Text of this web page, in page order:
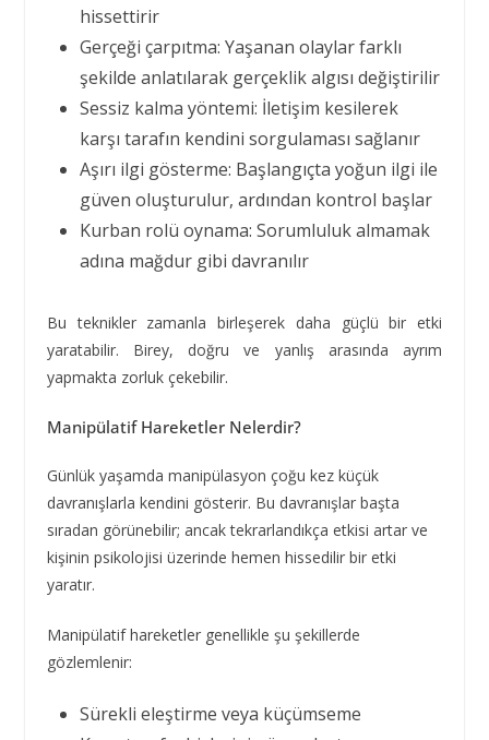
hissettirir
Gerçeği çarpıtma: Yaşanan olaylar farklı
şekilde anlatılarak gerçeklik algısı değiştirilir
Sessiz kalma yöntemi: İletişim kesilerek
karşı tarafın kendini sorgulaması sağlanır
Aşırı ilgi gösterme: Başlangıçta yoğun ilgi ile
güven oluşturulur, ardından kontrol başlar
Kurban rolü oynama: Sorumluluk almamak
adına mağdur gibi davranılır
Bu teknikler zamanla birleşerek daha güçlü bir etki
yaratabilir. Birey, doğru ve yanlış arasında ayrım
yapmakta zorluk çekebilir.
Manipülatif Hareketler Nelerdir?
Günlük yaşamda manipülasyon çoğu kez küçük
davranışlarla kendini gösterir. Bu davranışlar başta
sıradan görünebilir; ancak tekrarlandıkça etkisi artar ve
kişinin psikolojisi üzerinde hemen hissedilir bir etki
yaratır.
Manipülatif hareketler genellikle şu şekillerde
gözlemlenir:
Sürekli eleştirme veya küçümseme